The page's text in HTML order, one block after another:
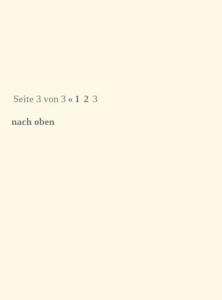
Seite 3 von 3 « 1 2 3
nach oben